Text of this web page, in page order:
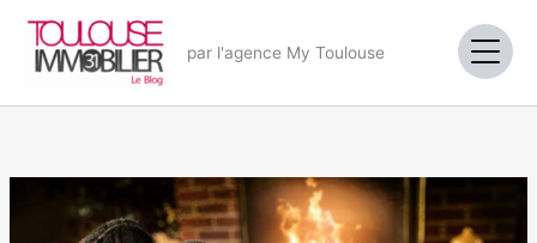
contenu
par l'agence My Toulouse